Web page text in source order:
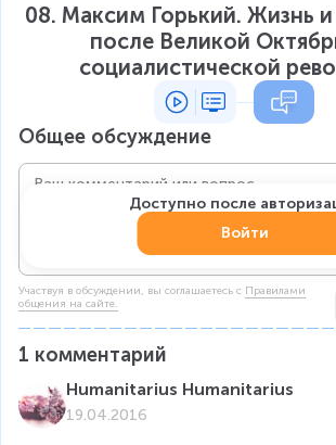
08. Максим Горький. Жизнь и
после Великой
социалистической
Общее обсуждение
Участвуя в обсуждении, вы соглашаетесь c Правилами
общения на сайте.
Доступно после
Войти
1 комментарий
Humanitarius Humanitarius
19.04.2016